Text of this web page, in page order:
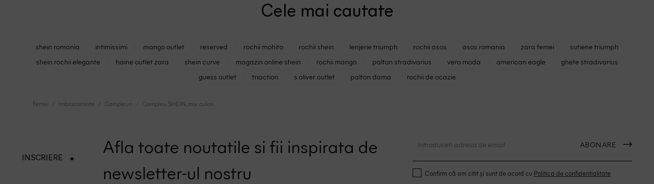
Cele mai cautate
shein romania intimissimi mango outlet reserved rochii mohito rochii shein lenjerie triumph rochii asos asos romania zara femei
sutiene triumph
shein rochii elegante
haine outlet zara shein curve magazin online shein rochii mango palton stradivarius vero moda american eagle
ghete stradivarius
guess outlet
triaction s oliver outlet palton dama rochii de ocazie
Femei Imbracaminte Compleuri Compleu SHEIN, mix culori
INSCRIERE
Afla toate noutatile si fii inspirata de
newsletter-ul nostru
ABONARE
Confirm că am citit și sunt de acord cu Politica de confidentialitate